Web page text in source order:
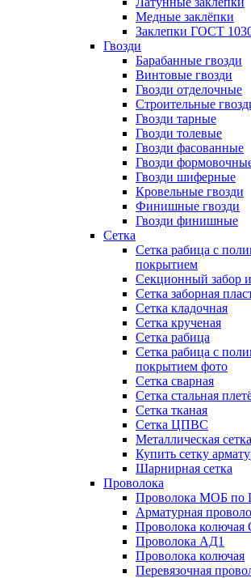
Медные заклёпки
Заклепки ГОСТ
Гвозди
Барабанные гвозди
Винтовые гвозди
Гвозди отделочные
Строительные
Гвозди тарные
Гвозди толевые
Гвозди фасованные
Гвозди
Гвозди шиферные
Кровельные гвозди
Финишные гвозди
Гвозди финишные
Сетка
Сетка рабица с
покрытием
Секционный забор
Сетка заборная
Сетка кладочная
Сетка крученая
Сетка рабица
Сетка рабица с
покрытием фото
Сетка сварная
Сетка стальная
Сетка тканая
Сетка ЦПВС
Металлическая сетка
Купить сетку
Шарнирная сетка
Проволока
Проволока МОБ по
Арматурная
Проволока колючая
Проволока АД1
Проволока колючая
Перевязочная